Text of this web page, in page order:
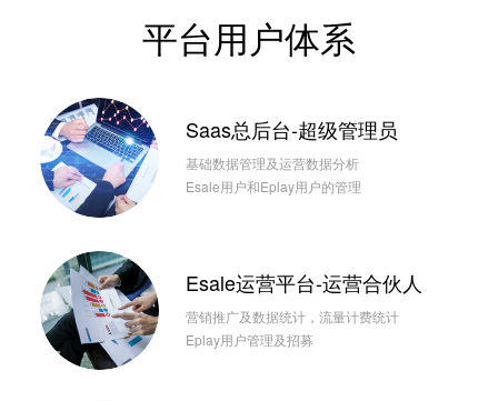
平台用户体系
Saas总后台-超级管理员
基础数据管理及运营数据分析
Esale用户和Eplay用户的管理
Esale运营平台-运营合伙人
营销推广及数据统计，流量计费统计
Eplay用户管理及招募